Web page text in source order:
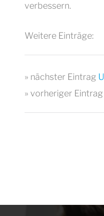
verbessern.
Weitere Einträge:
» nächster Eintrag U
» vorheriger Eintrag